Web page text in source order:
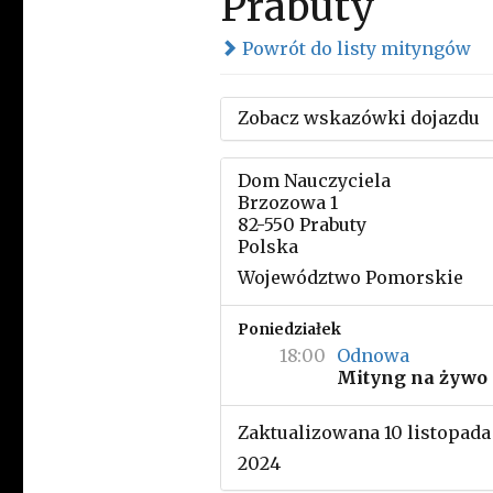
Powrót do listy mityngów
Zobacz wskazówki dojazdu
Dom Nauczyciela
Brzozowa 1
82-550 Prabuty
Polska
Województwo Pomorskie
Poniedziałek
18:00 Odnowa
Mityng na żywo
Zaktualizowana 10 listopada
2024